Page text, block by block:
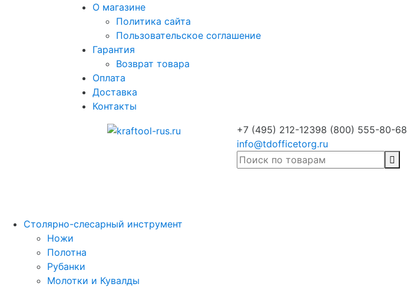
О магазине
Политика сайта
Пользовательское соглашение
Гарантия
Возврат товара
Оплата
Доставка
Контакты
+7 (495) 212-12398 (800) 555-80-68
info@tdofficetorg.ru
Столярно-слесарный инструмент
Ножи
Полотна
Рубанки
Молотки и Кувалды